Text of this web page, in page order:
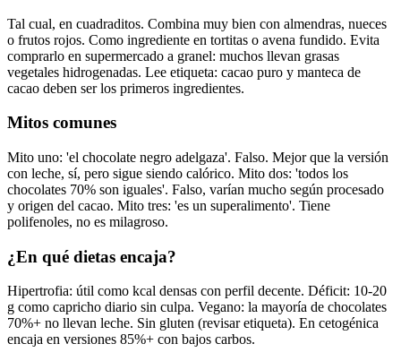
Tal cual, en cuadraditos. Combina muy bien con almendras, nueces
o frutos rojos. Como ingrediente en tortitas o avena fundido. Evita
comprarlo en supermercado a granel: muchos llevan grasas
vegetales hidrogenadas. Lee etiqueta: cacao puro y manteca de
cacao deben ser los primeros ingredientes.
Mitos comunes
Mito uno: 'el chocolate negro adelgaza'. Falso. Mejor que la versión
con leche, sí, pero sigue siendo calórico. Mito dos: 'todos los
chocolates 70% son iguales'. Falso, varían mucho según procesado
y origen del cacao. Mito tres: 'es un superalimento'. Tiene
polifenoles, no es milagroso.
¿En qué dietas encaja?
Hipertrofia: útil como kcal densas con perfil decente. Déficit: 10-20
g como capricho diario sin culpa. Vegano: la mayoría de chocolates
70%+ no llevan leche. Sin gluten (revisar etiqueta). En cetogénica
encaja en versiones 85%+ con bajos carbos.